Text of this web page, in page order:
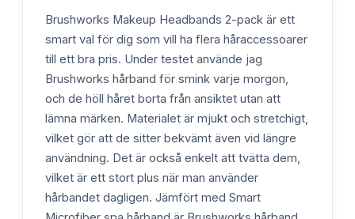
Brushworks Makeup Headbands 2-pack är ett
smart val för dig som vill ha flera håraccessoarer
till ett bra pris. Under testet använde jag
Brushworks hårband för smink varje morgon,
och de höll håret borta från ansiktet utan att
lämna märken. Materialet är mjukt och stretchigt,
vilket gör att de sitter bekvämt även vid längre
användning. Det är också enkelt att tvätta dem,
vilket är ett stort plus när man använder
hårbandet dagligen. Jämfört med Smart